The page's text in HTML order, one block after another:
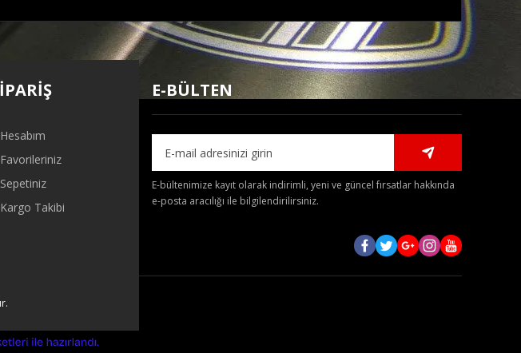
öneri formunu kullanarak tarafımıza iletebilirsiniz.
Takibi
E-BÜLTEN
E-bültenimize kayıt olarak indirimli, yeni ve güncel fırsatlar hakkında
e-posta aracılığı ile bilgilendirilirsiniz.
e-